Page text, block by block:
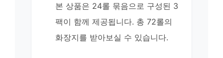
본 상품은 24롤 묶음으로 구성된 3
팩이 함께 제공됩니다. 총 72롤의
화장지를 받아보실 수 있습니다.